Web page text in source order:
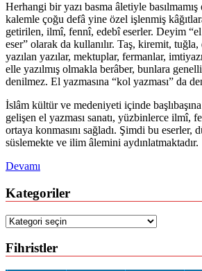
Herhangi bir yazı basma âletiyle
kalemle çoğu defâ yine özel işlenmiş
getirilen, ilmî, fennî, edebî eserler. Deyim “el
eser” olarak da kullanılır. Taş, kiremit,
yazılan yazılar, mektuplar, fermanlar,
elle yazılmış olmakla berâber, bunlara
denilmez. El yazmasına “kol yazması” da
İslâm kültür ve medeniyeti içinde
gelişen el yazması sanatı, yüzbinlerce ilmî,
ortaya konmasını sağladı. Şimdi bu eserler,
süslemekte ve ilim âlemini aydınlatmaktadır.
Devamı
Kategoriler
Kategoriler
Fihristler